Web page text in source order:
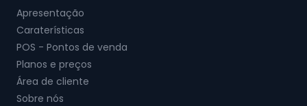
Apresentação
Caraterísticas
POS - Pontos de venda
Planos e preços
Área de cliente
Sobre nós